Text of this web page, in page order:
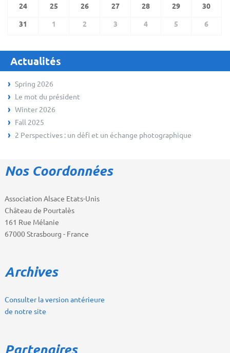
24
25 26 27 28 29
30
31
1 2 3 4 5 6
Actualités
Spring 2026
Le mot du président
Winter 2026
Fall 2025
2 Perspectives : un défi et un échange photographique
Nos Coordonnées
Association Alsace Etats-Unis
Château de Pourtalès
161 Rue Mélanie
67000 Strasbourg - France
Archives
Consulter la version antérieure
de notre site
Partenaires